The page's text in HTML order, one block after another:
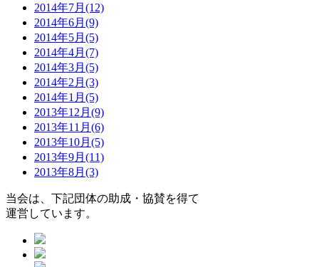
2014年7月(12)
2014年6月(9)
2014年5月(5)
2014年4月(7)
2014年3月(5)
2014年2月(3)
2014年1月(5)
2013年12月(9)
2013年11月(6)
2013年10月(5)
2013年9月(11)
2013年8月(3)
当会は、下記団体の助成・協賛を得て
運営しています。